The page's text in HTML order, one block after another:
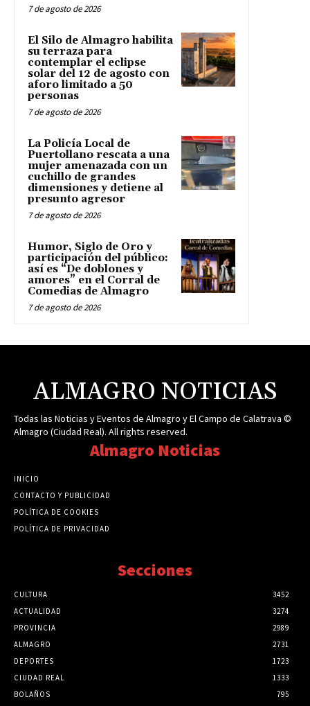
7 de agosto de 2026
El Silo de Almagro habilita
su terraza para
contemplar el eclipse
solar del 12 de agosto con
aforo limitado a 50
personas
7 de agosto de 2026
La Policía Local de
Puertollano rescata a una
mujer amenazada con un
cuchillo de grandes
dimensiones y detiene al
presunto agresor
7 de agosto de 2026
Humor, Siglo de Oro y
participación del público:
así es “De doblones y
amores” en el Corral de
Comedias de Almagro
7 de agosto de 2026
ALMAGRO NOTICIAS
Todas las Noticias y Eventos de Almagro y El Campo de Calatrava ©
Almagro (Ciudad Real). All rights reserved.
Almagro Noticias
INICIO
CONTACTO Y PUBLICIDAD
POLÍTICA DE COOKIES
POLÍTICA DE PRIVACIDAD
Secciones
CULTURA
3452
ACTUALIDAD
3274
PROVINCIA
2989
ALMAGRO
2731
DEPORTES
1723
CIUDAD REAL
1333
BOLAÑOS
795